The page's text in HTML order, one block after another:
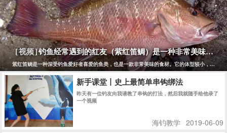
[视频]钓鱼经常遇到的红友（紫红笛鲷）是一种非常美味的鱼
紫红笛鲷是一种深受钓鱼爱好者喜爱的鱼类，也是一款非常美味的食材。它的体型较小，一般
新手课堂丨史上最简单串钩绑法
昨天有一位钓友向我请教了串钩的打法，然后我就随手给他录了
一个视频
海钓教学 2019-06-09